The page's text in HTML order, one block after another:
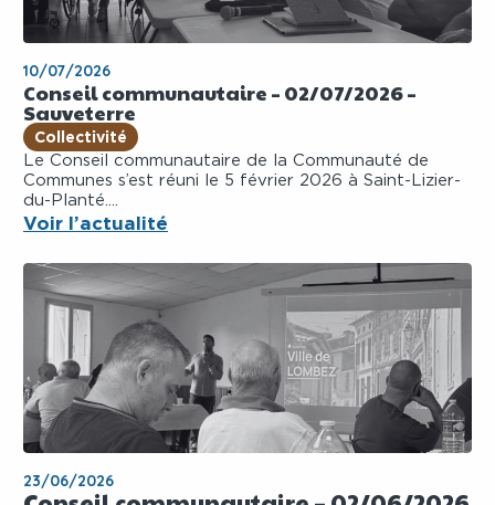
10/07/2026
Conseil communautaire – 02/07/2026 –
Sauveterre
Collectivité
Le Conseil communautaire de la Communauté de
Communes s’est réuni le 5 février 2026 à Saint-Lizier-
du-Planté....
Voir l’actualité
23/06/2026